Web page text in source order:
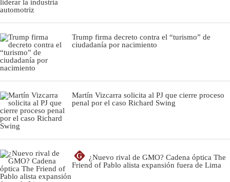
Trump firma decreto contra el “turismo” de
ciudadanía por nacimiento
Martín Vizcarra solicita al PJ que cierre proceso
penal por el caso Richard Swing
G
¿Nuevo rival de GMO? Cadena óptica The
Friend of Pablo alista expansión fuera de Lima